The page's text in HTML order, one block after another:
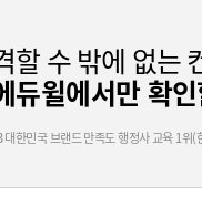
할 수 밖에 없는
듀윌에서만 확
대한민국 브랜드 만족도 행정사 교육 1위(